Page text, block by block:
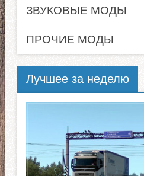
ЗВУКОВЫЕ МОДЫ
ПРОЧИЕ МОДЫ
Лучшее за неделю